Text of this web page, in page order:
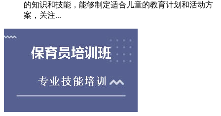
的知识和技能，能够制定适合儿童的教育计划和活动方
案，关注...